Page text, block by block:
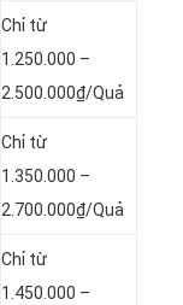
Chỉ từ
1.250.000 –
2.500.000₫/Quả
Chỉ từ
1.350.000 –
2.700.000₫/Quả
Chỉ từ
1.450.000 –